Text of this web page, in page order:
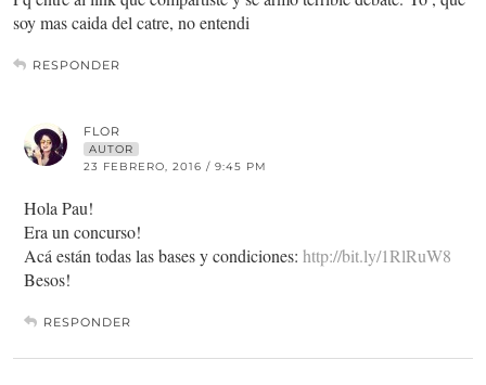
soy mas caida del catre, no entendi
RESPONDER
FLOR
AUTOR
23 FEBRERO, 2016 / 9:45 PM
Hola Pau!
Era un concurso!
Acá están todas las bases y condiciones: http://bit.ly/1RlRuW8
Besos!
RESPONDER